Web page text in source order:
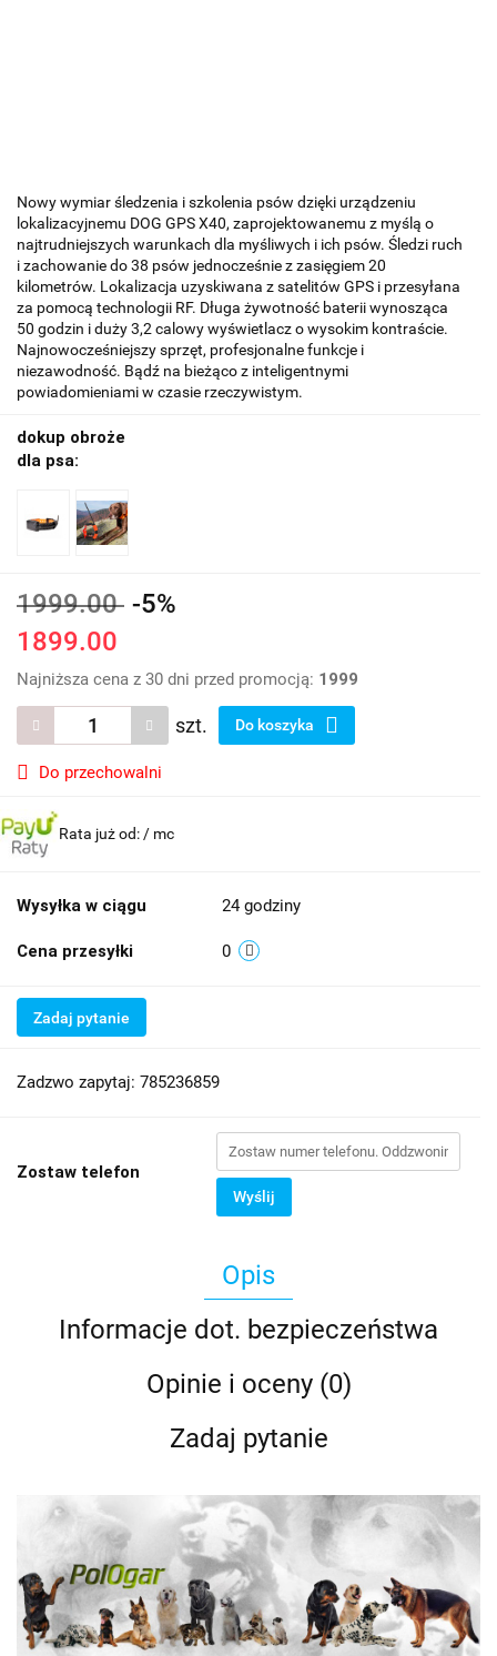
Nowy wymiar śledzenia i szkolenia psów dzięki urządzeniu
lokalizacyjnemu DOG GPS X40, zaprojektowanemu z myślą o
najtrudniejszych warunkach dla myśliwych i ich psów. Śledzi ruch
i zachowanie do 38 psów jednocześnie z zasięgiem 20
kilometrów. Lokalizacja uzyskiwana z satelitów GPS i przesyłana
za pomocą technologii RF. Długa żywotność baterii wynosząca
50 godzin i duży 3,2 calowy wyświetlacz o wysokim kontraście.
Najnowocześniejszy sprzęt, profesjonalne funkcje i
niezawodność. Bądź na bieżąco z inteligentnymi
powiadomieniami w czasie rzeczywistym.
dokup obroże
dla psa:
1999.00 -5%
1899.00
Najniższa cena z 30 dni przed promocją: 1999
szt. Do koszyka
Do przechowalni
Rata już od: / mc
Wysyłka w ciągu 24 godziny
Cena przesyłki 0
Zadaj pytanie
Zadzwo zapytaj: 785236859
Zostaw telefon
Wyślij
Opis
Informacje dot. bezpieczeństwa
Opinie i oceny (0)
Zadaj pytanie